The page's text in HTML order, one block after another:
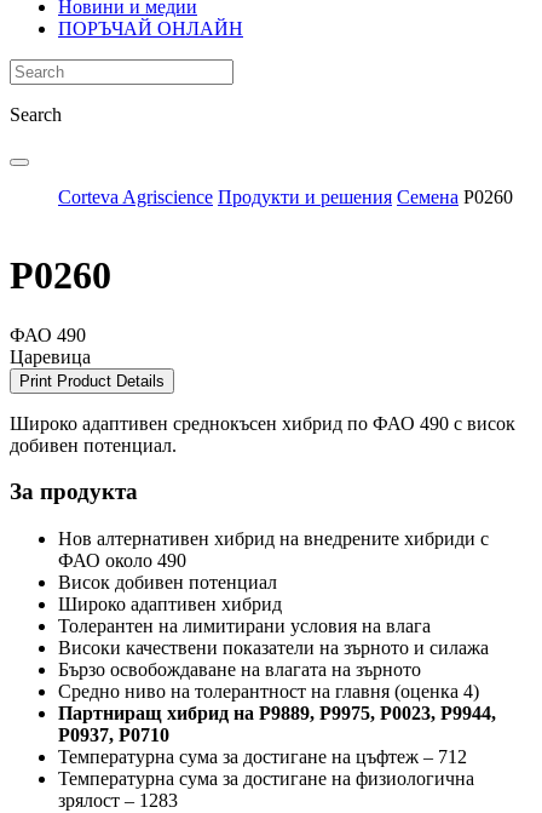
Новини и медии
ПОРЪЧАЙ ОНЛАЙН
Search
Corteva Agriscience Продукти и решения Семена Р0260
P0260
ФАО 490
Царевица
Print Product Details
Широко адаптивен среднокъсен хибрид по ФАО 490 с висок
добивен потенциал.
За продукта
Нов алтернативен хибрид на внедрените хибриди с
ФАО около 490
Висок добивен потенциал
Широко адаптивен хибрид
Толерантен на лимитирани условия на влага
Високи качествени показатели на зърното и силажа
Бързо освобождаване на влагата на зърното
Средно ниво на толерантност на главня (оценка 4)
Партниращ хибрид на Р9889, Р9975, Р0023, Р9944,
Р0937, Р0710
Температурна сума за достигане на цъфтеж – 712
Температурна сума за достигане на физиологична
зрялост – 1283